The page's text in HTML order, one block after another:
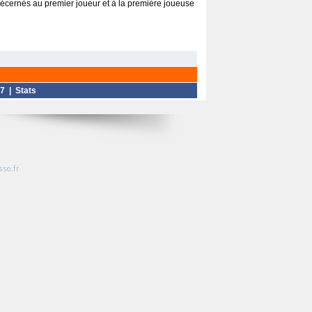
au premier joueur et à la première joueuse
Stats